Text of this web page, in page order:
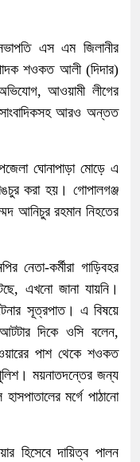
এস এম জিলানীর
শওকত আলী (দিদার)
আওয়ামী লীগের
সাংবাদিকসহ আরও অন্তত
ঘোনাপাড়া মোড়ে এ
করা হয়। গোপালগঞ্জ
আনিচুর রহমান নিহতের
নেতা-কর্মীরা গাড়িবহর
এখনো জানা যায়নি।
সূত্রপাত। এ বিষয়ে
দিকে ওসি বলেন,
পাশ থেকে শওকত
ময়নাতদন্তের জন্য
মর্গে পাঠানো
হিসেবে দায়িত্ব পালন